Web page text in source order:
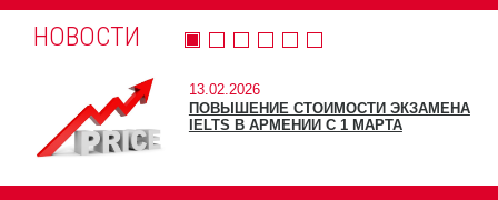
НОВОСТИ
13.02.2026
ПОВЫШЕНИЕ СТОИМОСТИ ЭКЗАМЕНА
IELTS В АРМЕНИИ С 1 МАРТА